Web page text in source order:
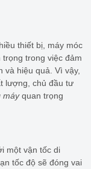
thiết bị, máy móc
trong việc đảm
và hiệu quả. Vì vậy,
lượng, chủ đầu tư
máyquan trọng
một vận tốc di
tốc độ sẽ đóng vai